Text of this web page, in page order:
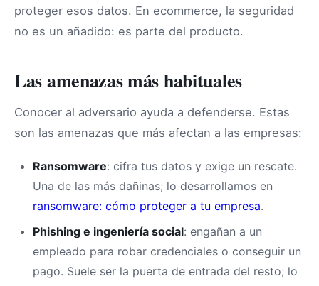
proteger esos datos. En ecommerce, la seguridad
no es un añadido: es parte del producto.
Las amenazas más habituales
Conocer al adversario ayuda a defenderse. Estas
son las amenazas que más afectan a las empresas:
Ransomware: cifra tus datos y exige un rescate.
Una de las más dañinas; lo desarrollamos en
ransomware: cómo proteger a tu empresa.
Phishing e ingeniería social: engañan a un
empleado para robar credenciales o conseguir un
pago. Suele ser la puerta de entrada del resto; lo